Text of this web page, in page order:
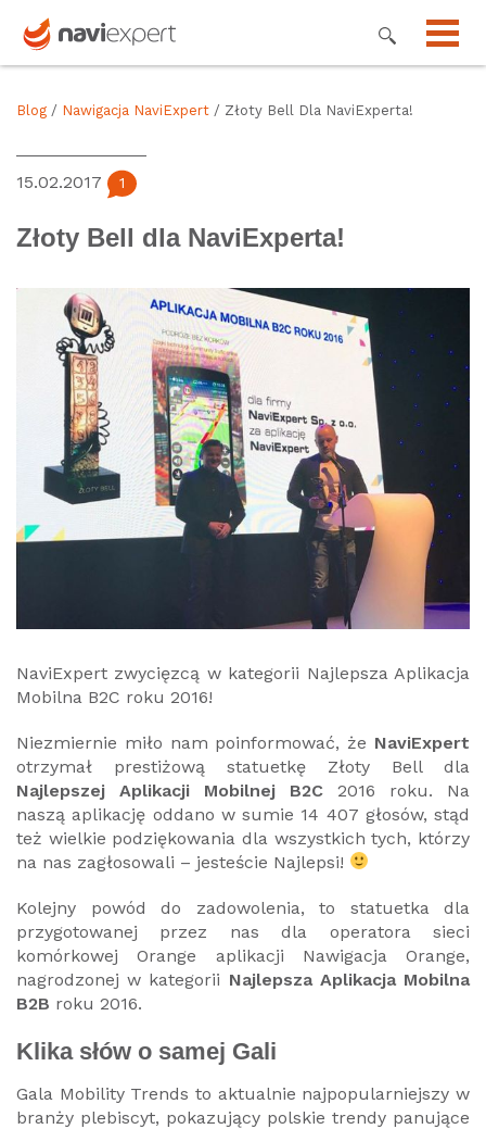
Blog / Nawigacja NaviExpert / Złoty Bell Dla NaviExperta!
15.02.2017 1
Złoty Bell dla NaviExperta!
NaviExpert zwycięzcą w kategorii Najlepsza Aplikacja
Mobilna B2C roku 2016!
Niezmiernie miło nam poinformować, że NaviExpert
otrzymał prestiżową statuetkę Złoty Bell dla
Najlepszej Aplikacji Mobilnej B2C 2016 roku. Na
naszą aplikację oddano w sumie 14 407 głosów, stąd
też wielkie podziękowania dla wszystkich tych, którzy
na nas zagłosowali – jesteście Najlepsi!
Kolejny powód do zadowolenia, to statuetka dla
przygotowanej przez nas dla operatora sieci
komórkowej Orange aplikacji Nawigacja Orange,
nagrodzonej w kategorii Najlepsza Aplikacja Mobilna
B2B roku 2016.
Klika słów o samej Gali
Gala Mobility Trends to aktualnie najpopularniejszy w
branży plebiscyt, pokazujący polskie trendy panujące